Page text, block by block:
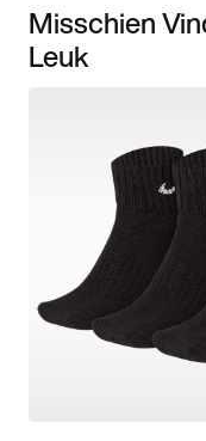
Misschien
Leuk